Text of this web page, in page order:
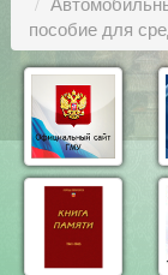
пособие для